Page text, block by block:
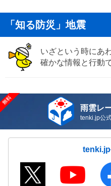
「知る防災」地震
いざという時にあ
確かな情報と行動
雨雲レ
tenki.jp公